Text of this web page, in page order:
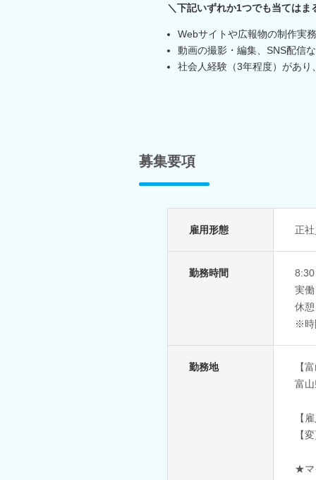
＼下記いずれか1つでも当てはま
Webサイトや広報物の制作実
動画の撮影・編集、SNS配信
社会人経験（3年程度）があ
募集要項
雇用形態 正
勤務時間
実
休
※時
勤務地
【
富
【
【
★マ